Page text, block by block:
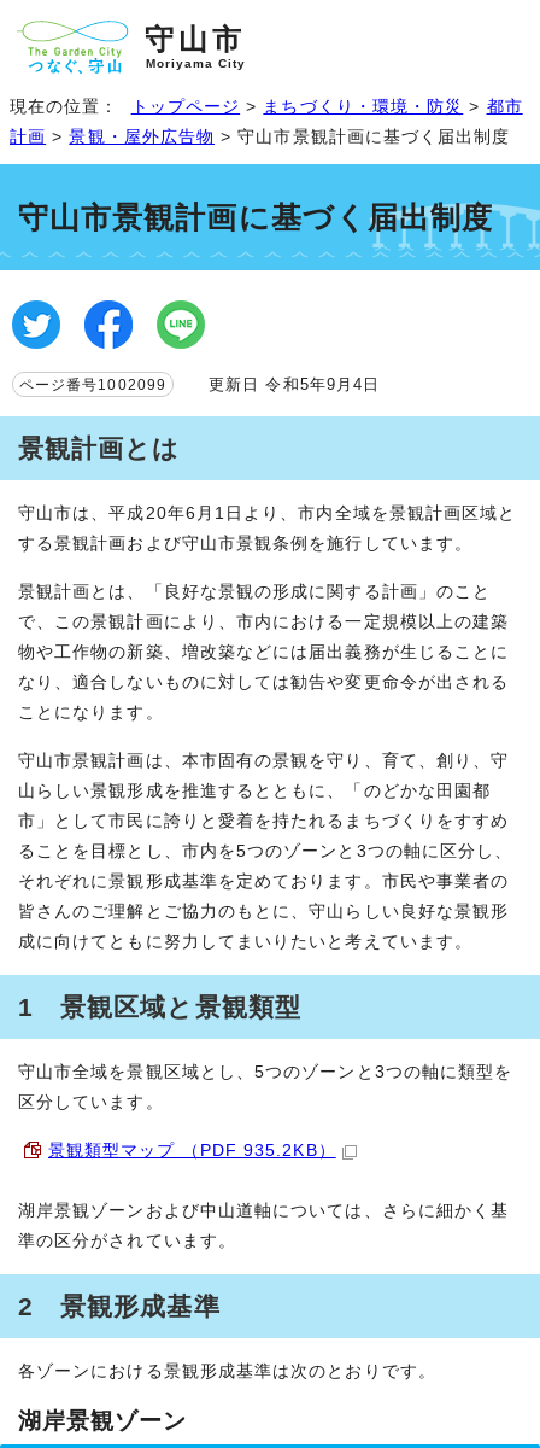
守山市
Moriyama City
現在の位置： トップページ > まちづくり・環境・防災 > 都市
計画 >景観・屋外広告物 > 守山市景観計画に基づく届出制度
守山市景観計画に基づく届出制度
ページ番号1002099 更新日 令和5年9月4日
景観計画とは
守山市は、平成20年6月1日より、市内全域を景観計画区域と
する景観計画および守山市景観条例を施行しています。
景観計画とは、「良好な景観の形成に関する計画」のこと
で、この景観計画により、市内における一定規模以上の建築
物や工作物の新築、増改築などには届出義務が生じることに
なり、適合しないものに対しては勧告や変更命令が出される
ことになります。
守山市景観計画は、本市固有の景観を守り、育て、創り、守
山らしい景観形成を推進するとともに、「のどかな田園都
市」として市民に誇りと愛着を持たれるまちづくりをすすめ
ることを目標とし、市内を5つのゾーンと3つの軸に区分し、
それぞれに景観形成基準を定めております。市民や事業者の
皆さんのご理解とご協力のもとに、守山らしい良好な景観形
成に向けてともに努力してまいりたいと考えています。
1 景観区域と景観類型
守山市全域を景観区域とし、5つのゾーンと3つの軸に類型を
区分しています。
景観類型マップ （PDF 935.2KB）
湖岸景観ゾーンおよび中山道軸については、さらに細かく基
準の区分がされています。
2 景観形成基準
各ゾーンにおける景観形成基準は次のとおりです。
湖岸景観ゾーン